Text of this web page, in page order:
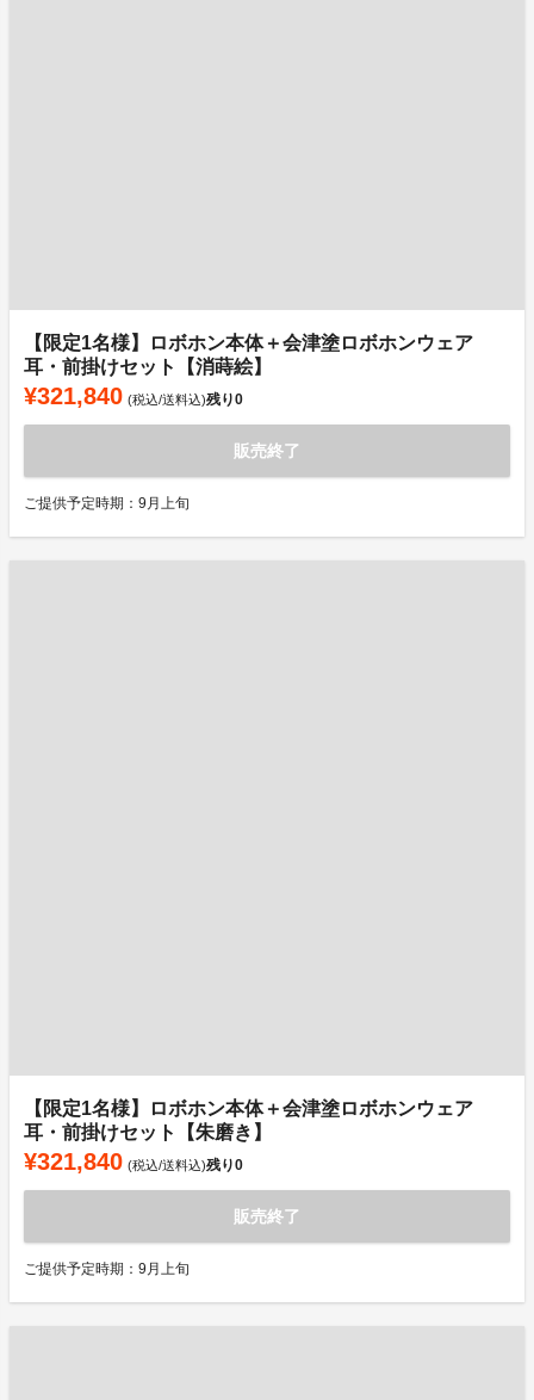
【限定1名様】ロボホン本体＋会津塗ロボホンウェア
耳・前掛けセット【消蒔絵】
¥321,840 (税込/送料込)残り0
販売終了
ご提供予定時期：9月上旬
【限定1名様】ロボホン本体＋会津塗ロボホンウェア
耳・前掛けセット【朱磨き】
¥321,840 (税込/送料込)残り0
販売終了
ご提供予定時期：9月上旬